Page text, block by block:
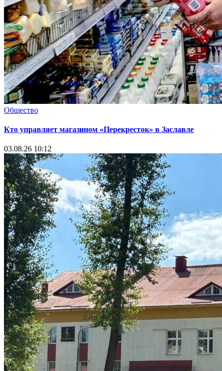
Общество
Кто управляет магазином «Перекресток» в Заславле
03.08.26 10:12